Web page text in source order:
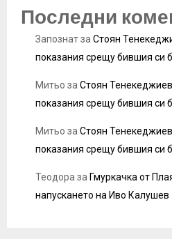
Последни
Запознатза Стоян
показания срещу бившия си
Митьо за Стоян
показания срещу бившия си
Митьо за Стоян
показания срещу бившия си
Теодора за Гмуркачка от
напускането на Иво Калушев